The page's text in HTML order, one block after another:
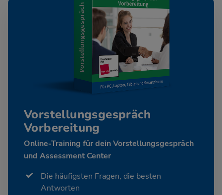
Vorstellungsgespräch
Vorbereitung
Online-Training für dein Vorstellungsgespräch
und Assessment Center
Die häufigsten Fragen, die besten
Antworten